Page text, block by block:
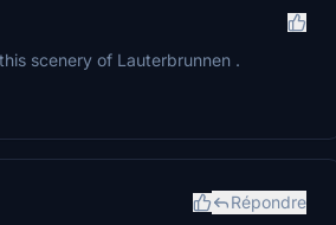
scenery of Lauterbrunnen .
Répondre